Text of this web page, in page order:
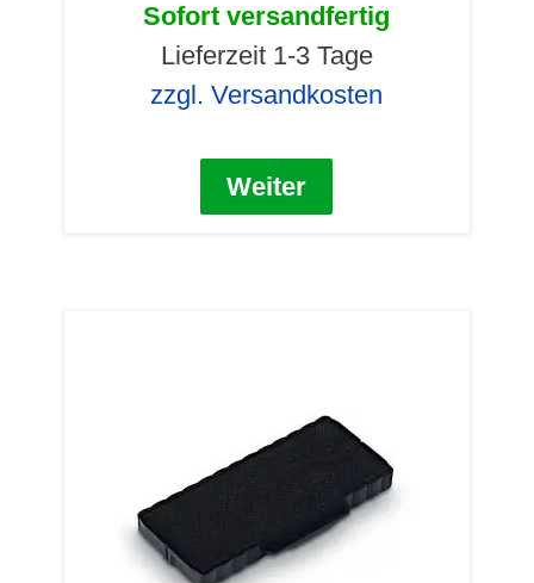
Sofort versandfertig
Lieferzeit 1-3 Tage
zzgl. Versandkosten
Weiter